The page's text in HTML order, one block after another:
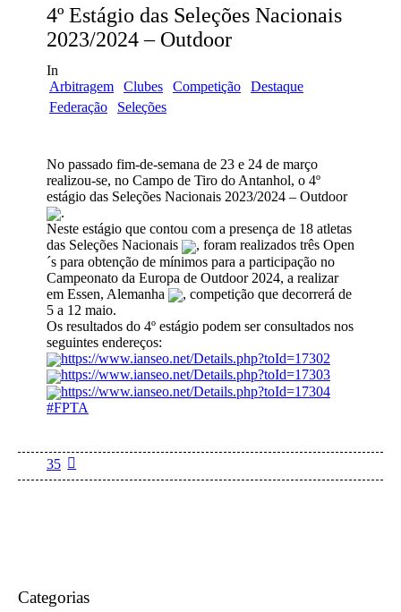
4º Estágio das Seleções Nacionais
2023/2024 – Outdoor
In
Arbitragem
Clubes Competição
Destaque
Federação
Seleções
No passado fim-de-semana de 23 e 24 de março
realizou-se, no Campo de Tiro do Antanhol, o 4º
estágio das Seleções Nacionais 2023/2024 – Outdoor
.
Neste estágio que contou com a presença de 18 atletas
das Seleções Nacionais
, foram realizados três Open
´s para obtenção de mínimos para a participação no
Campeonato da Europa de Outdoor 2024, a realizar
em Essen, Alemanha
, competição que decorrerá de
5 a 12 maio.
Os resultados do 4º estágio podem ser consultados nos
seguintes endereços:
https://www.ianseo.net/Details.php?toId=17302
https://www.ianseo.net/Details.php?toId=17303
https://www.ianseo.net/Details.php?toId=17304
#FPTA
35
Categorias